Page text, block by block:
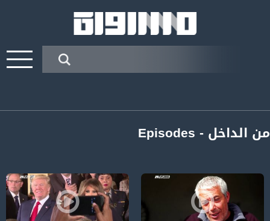
من الداخل - Episodes
مقتل يارا أيوب؛ أسباب العنف والجريمة في المجتمع العربي-الكاملة،من الداخل -1-12-2018-
ترامب يعلن الحرب ضد